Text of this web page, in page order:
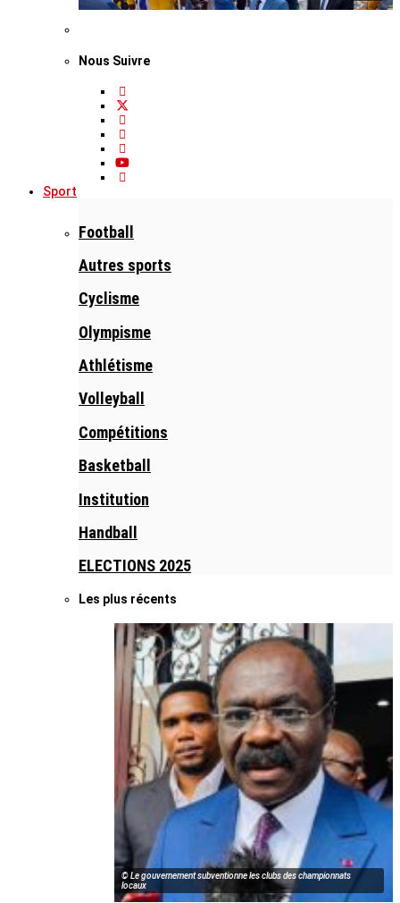
Nous Suivre
Sport
Football
Autres sports
Cyclisme
Olympisme
Athlétisme
Volleyball
Compétitions
Basketball
Institution
Handball
ELECTIONS 2025
Les plus récents
© Le gouvernement subventionne les clubs des championnats
locaux